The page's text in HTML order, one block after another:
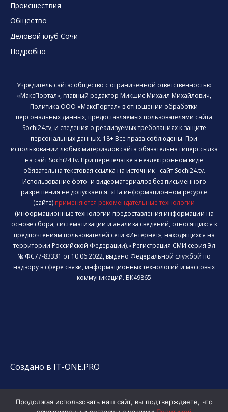
Происшествия
Общество
Деловой клуб Сочи
Подробно
Учредитель сайта: общество с ограниченной ответственностью
«МаксПортал», главный редактор Микшис Михаил Михайлович,
Политика ООО «МаксПортал» в отношении обработки
персональных данных, предоставляемых пользователями сайта
Sochi24.tv, и сведения о реализуемых требованиях к защите
персональных данных. 18+ Все права соблюдены. При
использовании любых материалов сайта обязательна гиперссылка
на сайт Sochi24.tv. При перепечатке в неэлектронном виде
обязательна текстовая ссылка на источник - сайт Sochi24.tv.
Использование фото- и видеоматериалов без письменного
разрешения не допускается. «На информационном ресурсе
(сайте) применяются рекомендательные технологии
(информационные технологии предоставления информации на
основе сбора, систематизации и анализа сведений, относящихся к
предпочтениям пользователей сети «Интернет», находящихся на
территории Российской Федерации).» Регистрация СМИ серия Эл
№ ФС77-83331 от 10.06.2022, выдано Федеральной службой по
надзору в сфере связи, информационных технологий и массовых
коммуникаций. ВК49865
Создано в IT-ONE.PRO
Продолжая использовать наш сайт, вы подтверждаете, что